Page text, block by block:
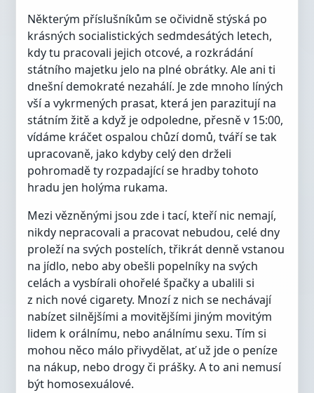
Některým příslušníkům se očividně stýská po
krásných socialistických sedmdesátých letech,
kdy tu pracovali jejich otcové, a rozkrádání
státního majetku jelo na plné obrátky. Ale ani ti
dnešní demokraté nezahálí. Je zde mnoho líných
vší a vykrmených prasat, která jen parazitují na
státním žitě a když je odpoledne, přesně v 15:00,
vídáme kráčet ospalou chůzí domů, tváří se tak
upracovaně, jako kdyby celý den drželi
pohromadě ty rozpadající se hradby tohoto
hradu jen holýma rukama.
Mezi vězněnými jsou zde i tací, kteří nic nemají,
nikdy nepracovali a pracovat nebudou, celé dny
proleží na svých postelích, třikrát denně vstanou
na jídlo, nebo aby obešli popelníky na svých
celách a vysbírali ohořelé špačky a ubalili si
z nich nové cigarety. Mnozí z nich se nechávají
nabízet silnějšími a movitějšími jiným movitým
lidem k orálnímu, nebo análnímu sexu. Tím si
mohou něco málo přivydělat, ať už jde o peníze
na nákup, nebo drogy či prášky. A to ani nemusí
být homosexuálové.